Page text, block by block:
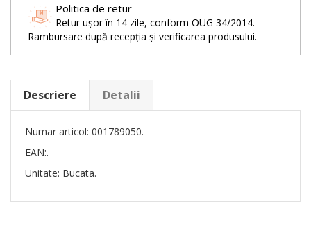
Politica de retur
Retur ușor în 14 zile, conform OUG 34/2014.
Rambursare după recepția și verificarea produsului.
Descriere Detalii
Numar articol: 001789050.
EAN:.
Unitate: Bucata.